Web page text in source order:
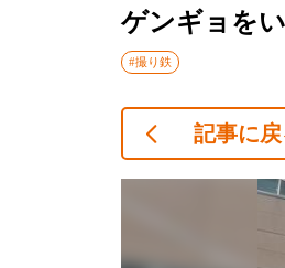
ゲンギョを
#撮り鉄
記事に